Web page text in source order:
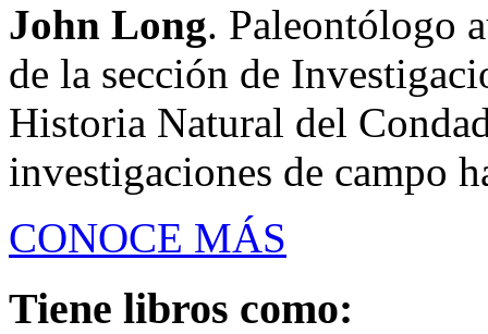
John Long. Paleontólogo
de la sección de
Historia Natural del
investigaciones de campo
CONOCE MÁS
Tiene libros como: